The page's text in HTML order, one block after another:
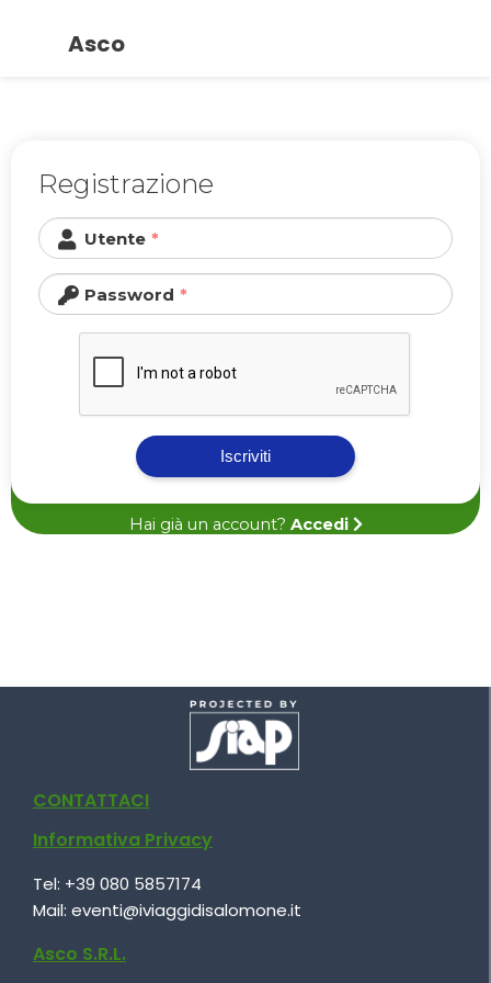
contenuto
Registrazione
Utente
Password
Iscriviti
Hai già un account? Accedi
CONTATTACI
Informativa Privacy
Tel: +39 080 5857174
Mail: eventi@iviaggidisalomone.it
Asco S.R.L.
Asco